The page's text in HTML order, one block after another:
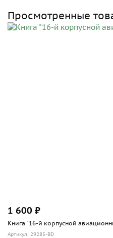
Просмотренные
1 600 ₽
Книга "16-й корпусной
Артикул: 29285-BD